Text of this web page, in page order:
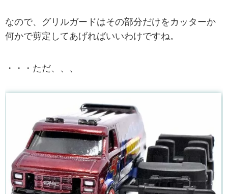
なので、グリルガードはその部分だけをカッターか
何かで剪定してあげればいいわけですね。
・・・ただ、、、